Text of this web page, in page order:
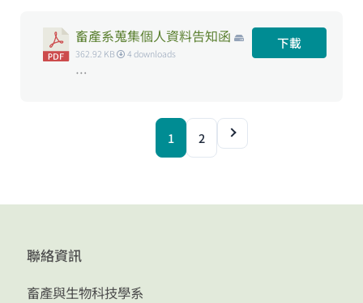
畜產系蒐集個人資料告知函
362.92 KB 4 downloads
…
下載
1 2
聯絡資訊
畜產與生物科技學系